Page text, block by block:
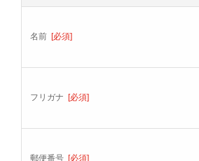
名前 [必須]
フリガナ [必須]
郵便番号 [必須]